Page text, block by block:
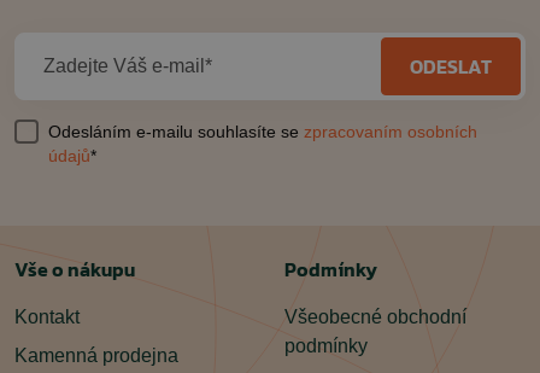
Zadejte Váš e-mail* ODESLAT
Odesláním e-mailu souhlasíte se zpracovaním osobních
údajů*
Vše o nákupu
Kontakt
Kamenná prodejna
Podmínky
Všeobecné obchodní
podmínky